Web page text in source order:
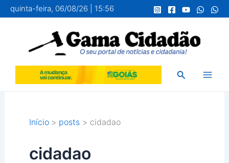
para
conteúdo
quinta-feira, 06/08/26 | 15:56
Pesquisar
Início posts cidadao
cidadao